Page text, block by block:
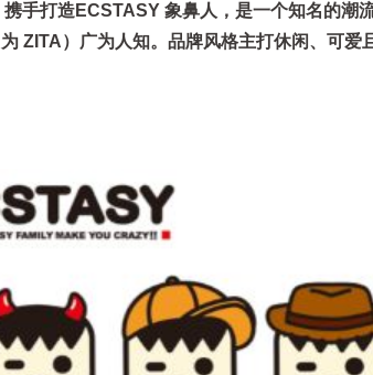
手打造ECSTASY 象鼻人，是一个知名的潮
ZITA）广为人知。品牌风格主打休闲、可爱